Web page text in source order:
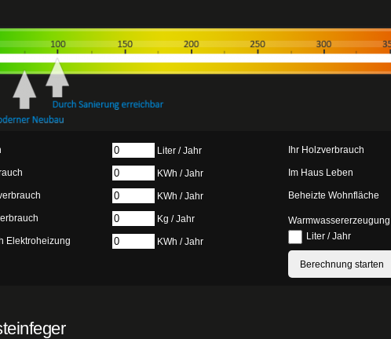
Liter / Jahr
KWh / Jahr
KWh / Jahr
Kg / Jahr
Elektroheizung
KWh / Jahr
Ihr Holzverbrauch
Im Haus Leben
Beheizte Wohnfläche
Liter / Jahr